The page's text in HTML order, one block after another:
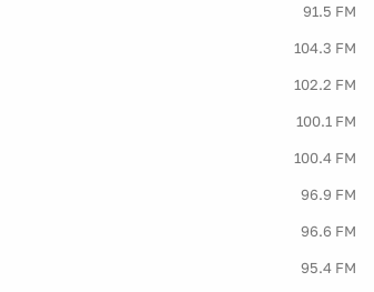
91.5 FM
104.3 FM
102.2 FM
100.1 FM
100.4 FM
96.9 FM
96.6 FM
95.4 FM